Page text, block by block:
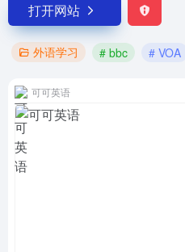
打开网站
外语学习 # bbc # VOA
可可英语